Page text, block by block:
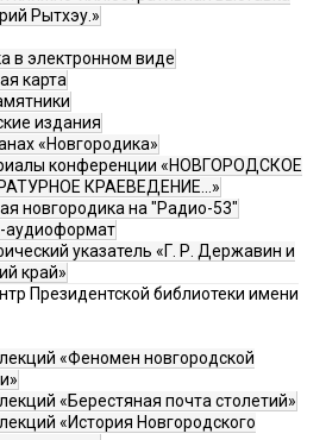
Рытхэу.»
в электронном виде
карта
издания
«Новгородика»
конференции «НОВГОРОДСКОЕ
КРАЕВЕДЕНИЕ...»
новгородика на "Радио-53"
аудиоформат
указатель «Г. Р. Державин и
край»
Президентской библиотеки имени
«Феномен новгородской
«Берестяная почта столетий»
«История Новгородского